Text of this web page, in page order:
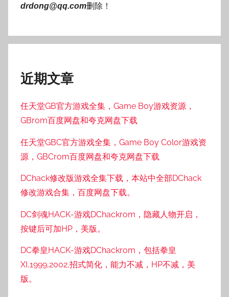
drdong@qq.com删除！
近期文章
任天堂GB官方游戏全集，Game Boy游戏资源，
GBrom百度网盘和夸克网盘下载
任天堂GBC官方游戏全集，Game Boy Color游戏资
源，GBCrom百度网盘和夸克网盘下载
DChack修改版游戏全集下载，本站中全部DChack
修改游戏合集，百度网盘下载。
DC剑魂HACK-游戏DChackrom，隐藏人物开启，
按键后可加HP，美版。
DC拳皇HACK-游戏DChackrom，包括拳皇
XI,1999,2002,招式简化，能力不减，HP不减，美
版。